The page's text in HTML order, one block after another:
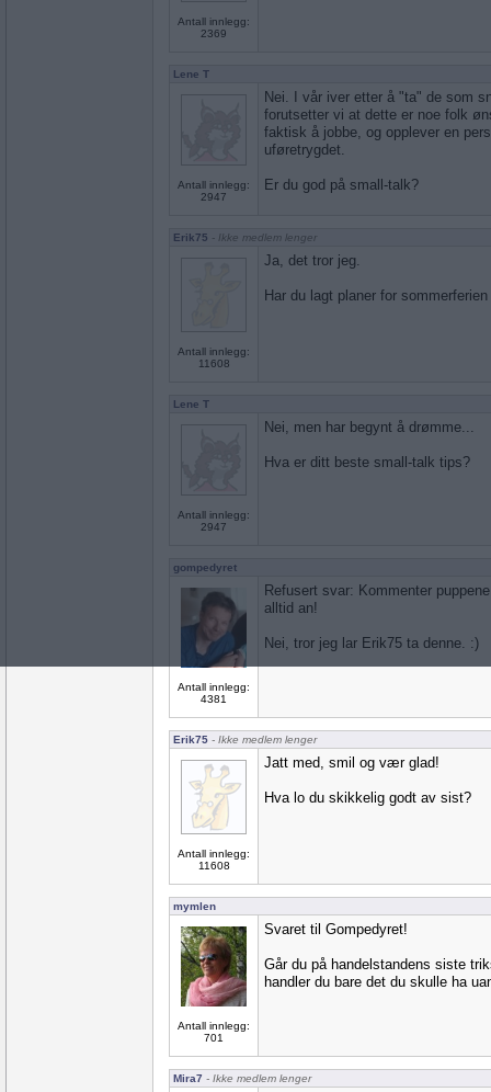
Antall innlegg:
2369
Lene T
Antall innlegg:
2947
Nei. I vår iver etter å "ta" de som
forutsetter vi at dette er noe folk
faktisk å jobbe, og opplever en
uføretrygdet.
Er du god på small-talk?
Erik75 - Ikke medlem lenger
Antall innlegg:
11608
Ja, det tror jeg.
Har du lagt planer for
Lene T
Antall innlegg:
2947
Nei, men har begynt å drømme...
Hva er ditt beste small-talk tips?
gompedyret
Antall innlegg:
4381
Refusert svar: Kommenter
alltid an!
Nei, tror jeg lar Erik75 ta denne. :)
Erik75 - Ikke medlem lenger
Antall innlegg:
11608
Jatt med, smil og vær glad!
Hva lo du skikkelig godt av sist?
mymlen
Antall innlegg:
701
Svaret til Gompedyret!
Går du på handelstandens siste
handler du bare det du skulle ha
Mira7 - Ikke medlem lenger